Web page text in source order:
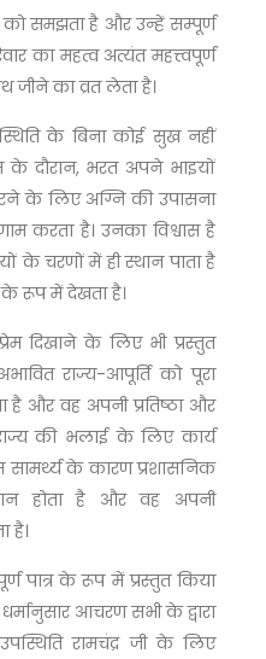
को समझता है और उन्हें सम्पूर्ण
का महत्व अत्यंत महत्त्वपूर्ण
जीने का व्रत लेता है।
के बिना कोई सुख नहीं
के दौरान, भरत अपने भाइयों
के लिए अग्नि की उपासना
करता है। उनका विश्वास है
के चरणों में ही स्थान पाता है
के रूप में देखता है।
दिखाने के लिए भी प्रस्तुत
राज्य-आपूर्ति को पूरा
और वह अपनी प्रतिष्ठा और
की भलाई के लिए कार्य
सामर्थ्य के कारण प्रशासनिक
होता है और वह अपनी
है।
पात्र के रूप में प्रस्तुत किया
आचरण सभी के द्वारा
रामचंद्र जी के लिए